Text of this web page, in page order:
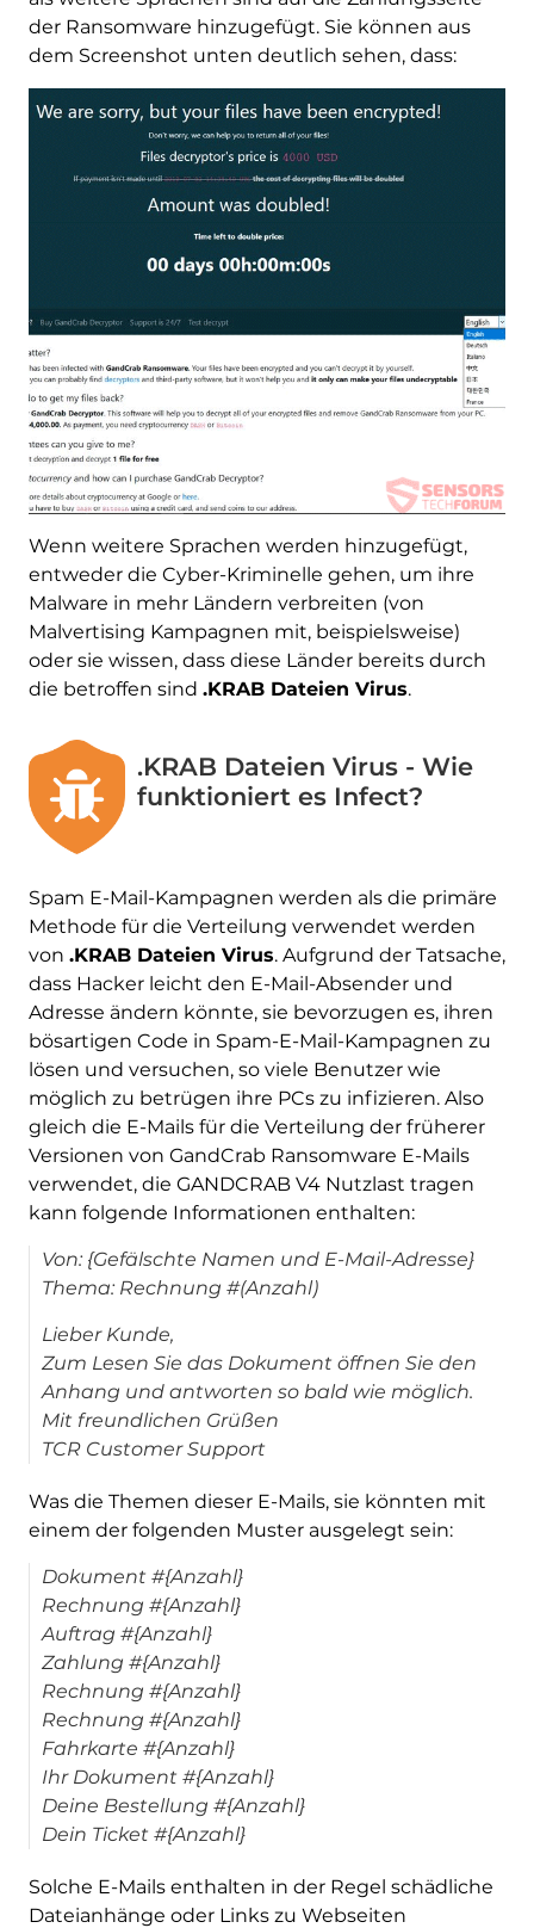
der Ransomware hinzugefügt. Sie können aus
dem Screenshot unten deutlich sehen, dass:
Wenn weitere Sprachen werden hinzugefügt,
entweder die Cyber-Kriminelle gehen, um ihre
Malware in mehr Ländern verbreiten (von
Malvertising Kampagnen mit, beispielsweise)
oder sie wissen, dass diese Länder bereits durch
die betroffen sind .KRAB Dateien Virus.
.KRAB Dateien Virus - Wie
funktioniert es Infect?
Spam E-Mail-Kampagnen werden als die primäre
Methode für die Verteilung verwendet werden
von .KRAB Dateien Virus. Aufgrund der Tatsache,
dass Hacker leicht den E-Mail-Absender und
Adresse ändern könnte, sie bevorzugen es, ihren
bösartigen Code in Spam-E-Mail-Kampagnen zu
lösen und versuchen, so viele Benutzer wie
möglich zu betrügen ihre PCs zu infizieren. Also
gleich die E-Mails für die Verteilung der früherer
Versionen von GandCrab Ransomware E-Mails
verwendet, die GANDCRAB V4 Nutzlast tragen
kann folgende Informationen enthalten:
Von: {Gefälschte Namen und E-Mail-Adresse}
Thema: Rechnung #(Anzahl)
Lieber Kunde,
Zum Lesen Sie das Dokument öffnen Sie den
Anhang und antworten so bald wie möglich.
Mit freundlichen Grüßen
TCR Customer Support
Was die Themen dieser E-Mails, sie könnten mit
einem der folgenden Muster ausgelegt sein:
Dokument #{Anzahl}
Rechnung #{Anzahl}
Auftrag #{Anzahl}
Zahlung #{Anzahl}
Rechnung #{Anzahl}
Rechnung #{Anzahl}
Fahrkarte #{Anzahl}
Ihr Dokument #{Anzahl}
Deine Bestellung #{Anzahl}
Dein Ticket #{Anzahl}
Solche E-Mails enthalten in der Regel schädliche
Dateianhänge oder Links zu Webseiten